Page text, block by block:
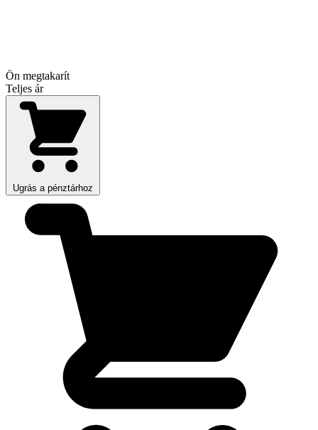
Ön megtakarít
Teljes ár
Ugrás a pénztárhoz